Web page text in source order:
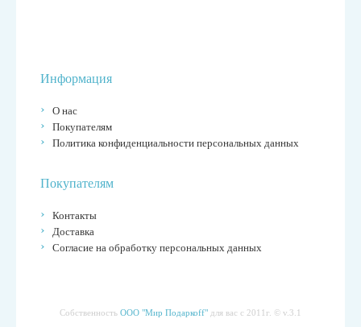
Информация
О нас
Покупателям
Политика конфиденциальности персональных данных
Покупателям
Контакты
Доставка
Согласие на обработку персональных данных
Собственность ООО "Мир Подаркоff" для вас с 2011г. © v.3.1